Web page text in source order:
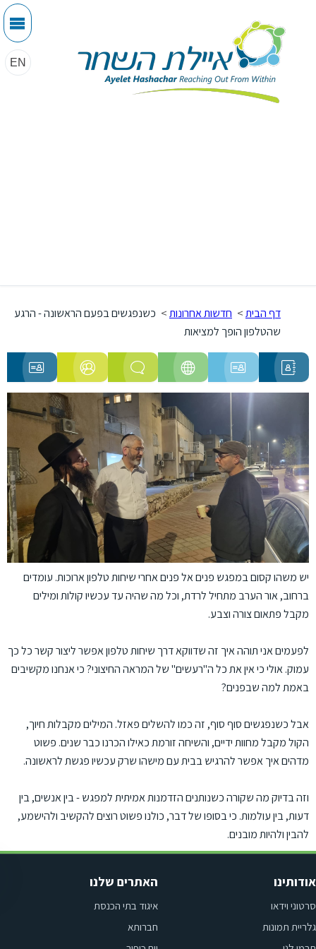
EN
דף הבית> חדשות אחרונות> כשנפגשים בפעם הראשונה - הרגע
שהטלפון הופך למציאות
ניוזלטר תרמו
לנו
פרויקטיםהמלצותסיפורים
אישיים
חדשות
אחרונות
יש משהו קסום במפגש פנים אל פנים אחרי שיחות טלפון ארוכות. עומדים
ברחוב, אור הערב מתחיל לרדת, וכל מה שהיה עד עכשיו קולות ומילים
מקבל פתאום צורה וצבע.
לפעמים אני תוהה איך זה שדווקא דרך שיחות טלפון אפשר ליצור קשר כל כך
עמוק. אולי כי אין את כל ה"רעשים" של המראה החיצוני? כי אנחנו מקשיבים
באמת למה שבפנים?
אבל כשנפגשים סוף סוף, זה כמו להשלים פאזל. המילים מקבלות חיוך,
הקול מקבל מחוות ידיים, והשיחה זורמת כאילו הכרנו כבר שנים. פשוט
מדהים איך אפשר להרגיש בבית עם מישהו שרק עכשיו פגשת לראשונה.
וזה בדיוק מה שקורה כשנותנים הזדמנות אמיתית למפגש - בין אנשים, בין
דעות, בין עולמות. כי בסופו של דבר, כולנו פשוט רוצים להקשיב ולהישמע,
להבין ולהיות מובנים.
אודותינו
סרטוני וידאו
גלריית תמונות
האתרים שלנו
איגוד בתי הכנסת
חברותא